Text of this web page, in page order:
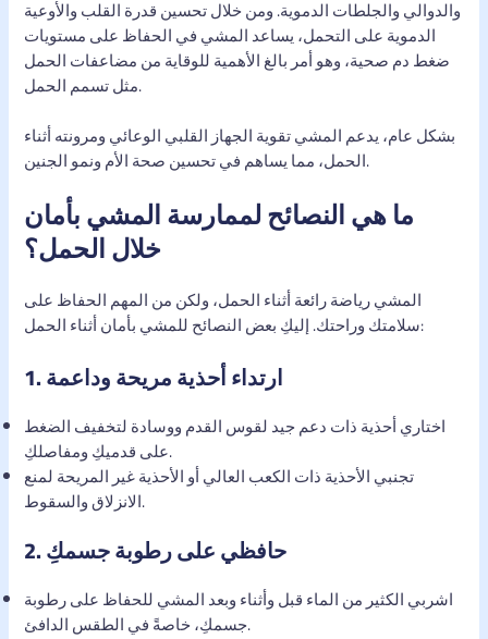
والدوالي والجلطات الدموية. ومن خلال تحسين قدرة القلب والأوعية
الدموية على التحمل، يساعد المشي في الحفاظ على مستويات
ضغط دم صحية، وهو أمر بالغ الأهمية للوقاية من مضاعفات الحمل
مثل تسمم الحمل.
بشكل عام، يدعم المشي تقوية الجهاز القلبي الوعائي ومرونته أثناء
الحمل، مما يساهم في تحسين صحة الأم ونمو الجنين.
ما هي النصائح لممارسة المشي بأمان
خلال الحمل؟
المشي رياضة رائعة أثناء الحمل، ولكن من المهم الحفاظ على
سلامتك وراحتك. إليكِ بعض النصائح للمشي بأمان أثناء الحمل:
1.ارتداء أحذية مريحة وداعمة
اختاري أحذية ذات دعم جيد لقوس القدم ووسادة لتخفيف الضغط
على قدميكِ ومفاصلكِ.
تجنبي الأحذية ذات الكعب العالي أو الأحذية غير المريحة لمنع
الانزلاق والسقوط.
2.حافظي على رطوبة جسمكِ
اشربي الكثير من الماء قبل وأثناء وبعد المشي للحفاظ على رطوبة
جسمكِ، خاصةً في الطقس الدافئ.